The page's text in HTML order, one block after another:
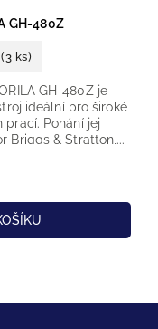
GH-480Z
(3 ks)
GH-480Z je
ideální pro široké
Pohání jej
Briggs & Stratton,...